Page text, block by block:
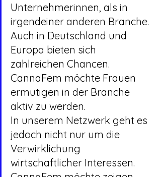
Unternehmerinnen, als in
irgendeiner anderen Branche.
Auch in Deutschland und
Europa bieten sich
zahlreichen Chancen.
CannaFem möchte Frauen
ermutigen in der Branche
aktiv zu werden.
In unserem Netzwerk geht es
jedoch nicht nur um die
Verwirklichung
wirtschaftlicher Interessen.